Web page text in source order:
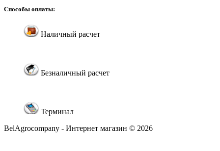
Способы оплаты:
Наличный расчет
Безналичный расчет
Терминал
BelAgrocompany - Интернет магазин © 2026